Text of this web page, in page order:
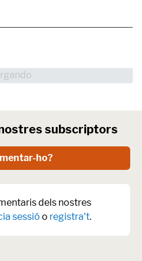
subscriptors
ho?
dels nostres
sessió o registra't.